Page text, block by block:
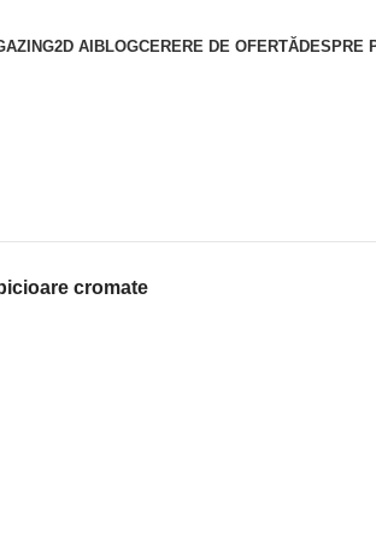
G2D AI BLOGCERERE DE OFERTĂDESPRE
cromate